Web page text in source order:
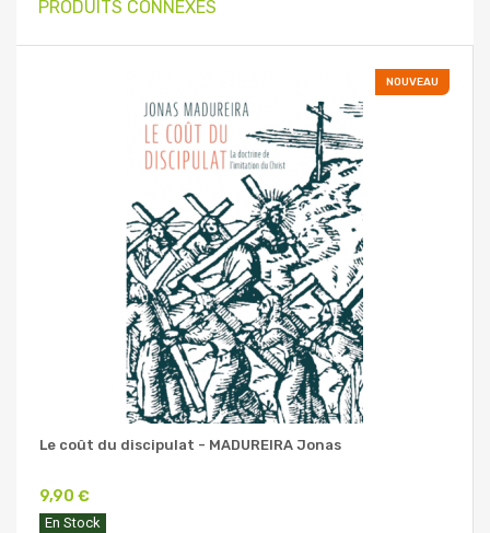
PRODUITS CONNEXES
NOUVEAU
Le coût du discipulat - MADUREIRA Jonas
9,90 €
En Stock